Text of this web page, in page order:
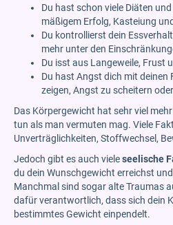
Du hast schon viele Diäten
mäßigem Erfolg, Kasteiung
Du kontrollierst dein
mehr unter den
Du isst aus Langeweile, Frust
Du hast Angst dich mit deinen
zeigen, Angst zu scheitern
Das Körpergewicht hat sehr viel
tun als man vermuten mag. Viele
Unverträglichkeiten, Stoffwechsel,
Jedoch gibt es auch vieleseelische
du dein Wunschgewicht erreichst
Manchmal sind sogar alte Traumas
dafür verantwortlich, dass sich dein
bestimmtes Gewicht einpendelt.